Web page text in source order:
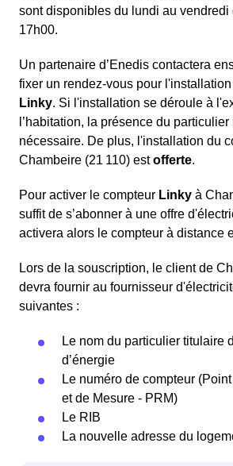
sont disponibles du lundi au vendredi
17h00.
Un partenaire d’Enedis contactera
fixer un rendez-vous pour
Linky. Si l'installation se déroule à
l’habitation, la présence du
nécessaire. De plus, l'installation du
Chambeire (21 110) estofferte.
Pour activer le compteur Linky à
suffit de s’abonner à une offre
activera alors le compteur à distance
Lors de la souscription, le client de
devra fournir au fournisseur
suivantes :
Le nom du particulier titulaire
d’énergie
Le numéro de compteur
et de Mesure - PRM)
Le RIB
La nouvelle adresse du